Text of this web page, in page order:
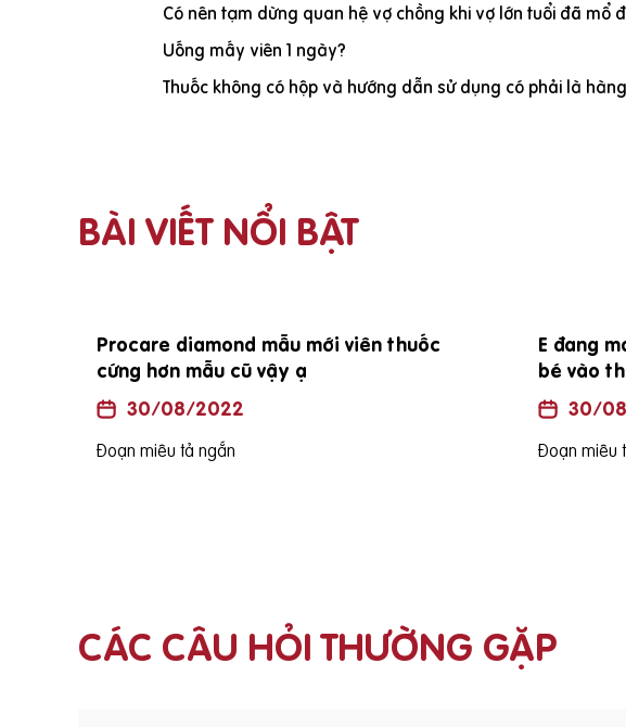
Có nên tạm dừng quan hệ vợ chồng khi vợ lớn tuổi đã mổ
Uống mấy viên 1 ngày?
Thuốc không có hộp và hướng dẫn sử dụng có phải là
BÀI VIẾT NỔI BẬT
Procare diamond mẫu mới viên thuốc
cứng hơn mẫu cũ vậy ạ
30/08/2022
Đoạn miêu tả ngắn
E đang
bé vào
30/
Đoạn miêu
CÁC CÂU HỎI THƯỜNG GẶP